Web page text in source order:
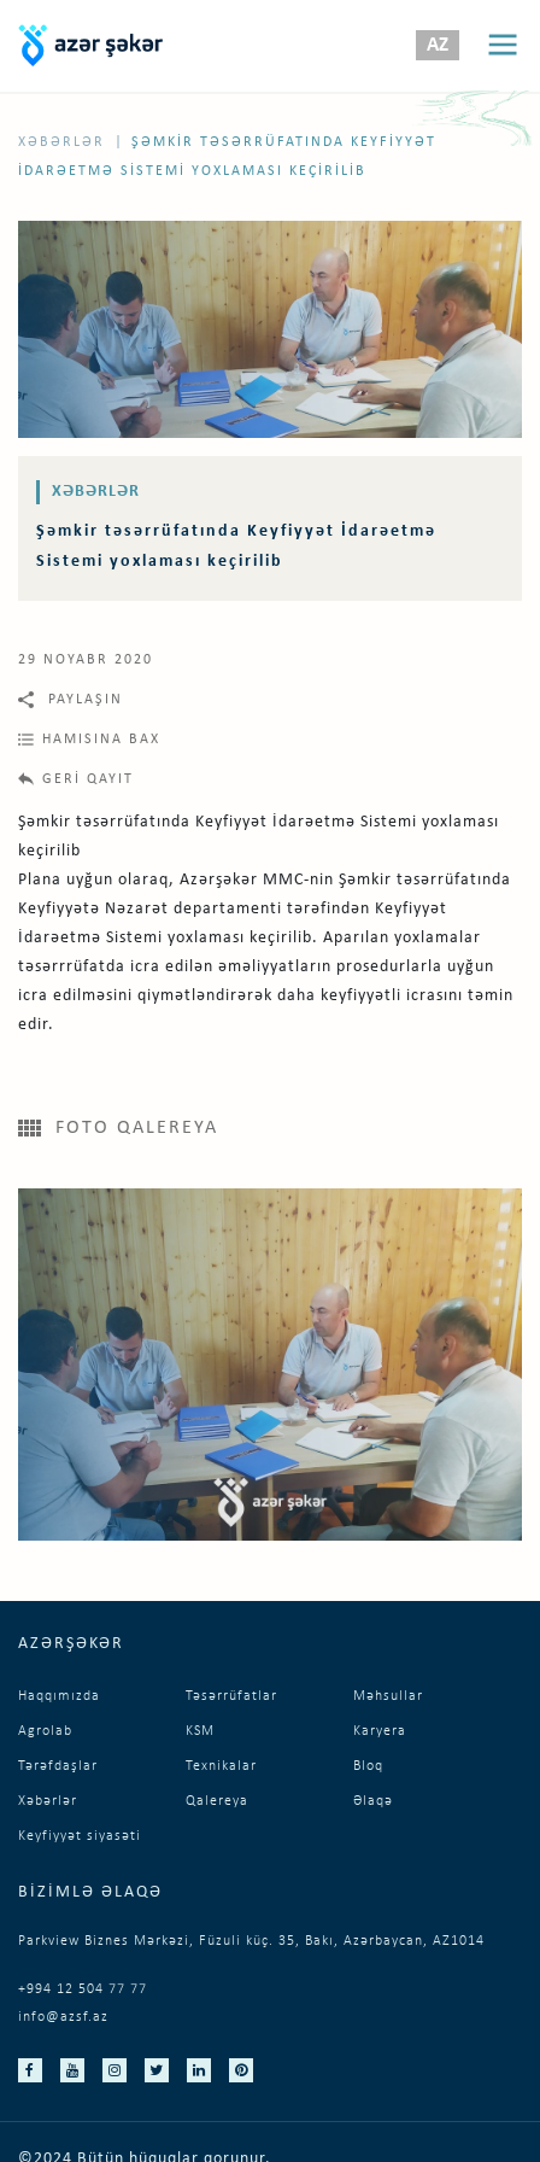
AZ
XƏBƏRLƏR
ŞƏMKIR TƏSƏRRÜFATINDA KEYFIYYƏT
İDARƏETMƏ SISTEMI YOXLAMASI KEÇIRILIB
XƏBƏRLƏR
Şəmkir təsərrüfatında Keyfiyyət İdarəetmə
Sistemi yoxlaması keçirilib
29 NOYABR 2020
PAYLAŞIN
HAMISINA BAX
GERI QAYIT
Şəmkir təsərrüfatında Keyfiyyət İdarəetmə Sistemi yoxlaması
keçirilib
Plana uyğun olaraq, Azərşəkər MMC-nin Şəmkir təsərrüfatında
Keyfiyyətə Nəzarət departamenti tərəfindən Keyfiyyət
İdarəetmə Sistemi yoxlaması keçirilib. Aparılan yoxlamalar
təsərrrüfatda icra edilən əməliyyatların prosedurlarla uyğun
icra edilməsini qiymətləndirərək daha keyfiyyətli icrasını təmin
edir.
FOTO QALEREYA
AZƏRŞƏKƏR
Haqqımızda Təsərrüfatlar Məhsullar
Agrolab KSM Karyera
Tərəfdaşlar Texnikalar Bloq
Xəbərlər Qalereya Əlaqə
Keyfiyyət siyasəti
BIZIMLƏ ƏLAQƏ
Parkview Biznes Mərkəzi, Füzuli küç. 35, Bakı, Azərbaycan, AZ1014
+994 12 504 77 77
info@azsf.az